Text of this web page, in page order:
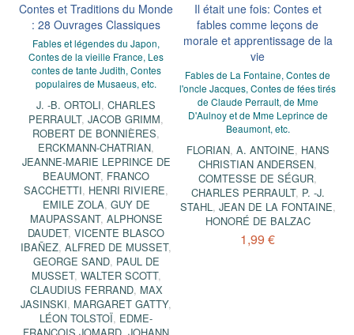
Contes et Traditions du Monde
: 28 Ouvrages Classiques
Fables et légendes du Japon,
Contes de la vieille France, Les
contes de tante Judith, Contes
populaires de Musaeus, etc.
J. -B. ORTOLI,CHARLES
PERRAULT,JACOB GRIMM,
ROBERT DE BONNIÈRES,
ERCKMANN-CHATRIAN,
JEANNE-MARIE LEPRINCE DE
BEAUMONT, FRANCO
SACCHETTI, HENRI RIVIERE,
EMILE ZOLA, GUY DE
MAUPASSANT, ALPHONSE
DAUDET,VICENTE BLASCO
IBAÑEZ,ALFRED DE MUSSET,
GEORGE SAND, PAUL DE
MUSSET, WALTER SCOTT,
CLAUDIUS FERRAND, MAX
JASINSKI, MARGARET GATTY,
LÉON TOLSTOÏ, EDME-
Il était une fois: Contes et
fables comme leçons de
morale et apprentissage de la
vie
Fables de La Fontaine, Contes de
l'oncle Jacques, Contes de fées tirés
de Claude Perrault, de Mme
D'Aulnoy et de Mme Leprince de
Beaumont, etc.
FLORIAN, A. ANTOINE, HANS
CHRISTIAN ANDERSEN,
COMTESSE DE SÉGUR,
CHARLES PERRAULT, P. -J.
STAHL, JEAN DE LA FONTAINE,
HONORÉ DE BALZAC
1,99 €